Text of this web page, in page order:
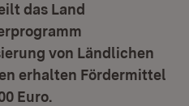
das Land
von Ländlichen
erhalten Fördermittel
Euro.